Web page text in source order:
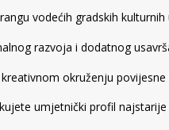
vodećih gradskih
razvoja i dodatnog
okruženju
umjetnički profil